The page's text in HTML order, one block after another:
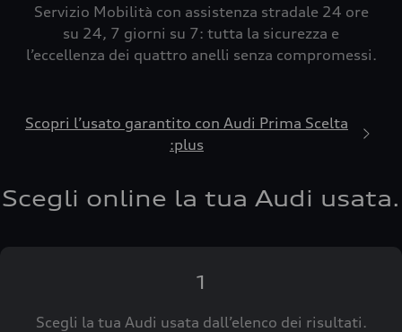
Servizio Mobilità con assistenza stradale 24 ore
su 24, 7 giorni su 7: tutta la sicurezza e
l’eccellenza dei quattro anelli senza compromessi.
Scopri l’usato garantito con Audi Prima Scelta
:plus
Scegli online la tua Audi usata.
1
Scegli la tua Audi usata dall’elenco dei risultati.